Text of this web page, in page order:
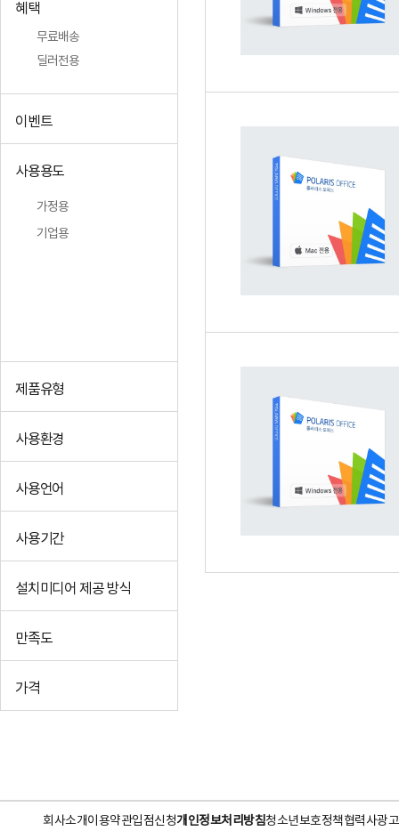
혜택
무료배송
딜러전용
이벤트
사용용도
가정용
기업용
제품유형
사용환경
사용언어
사용기간
설치미디어 제공 방식
만족도
가격
회사소개이용약관입점신청개인정보처리방침청소년보호정책협력사광